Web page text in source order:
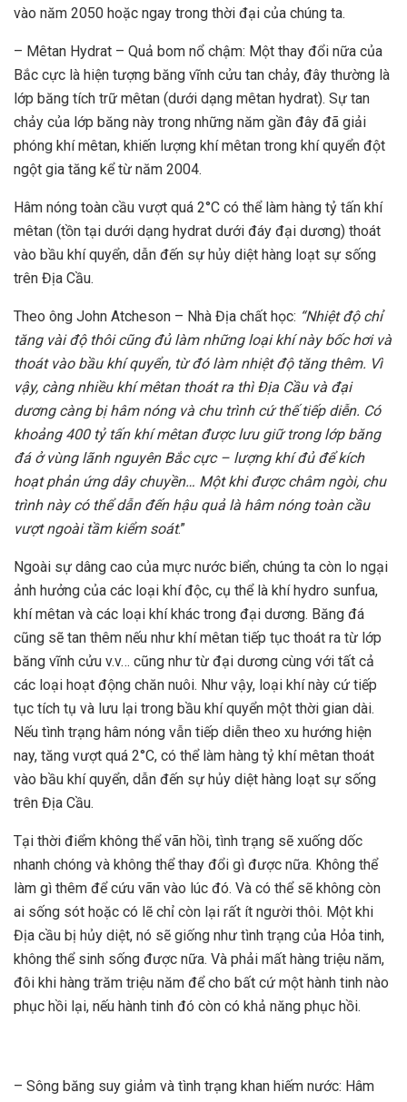
vào năm 2050 hoặc ngay trong thời đại của chúng ta.
– Mêtan Hydrat – Quả bom nổ chậm: Một thay đổi nữa của
Bắc cực là hiện tượng băng vĩnh cửu tan chảy, đây thường là
lớp băng tích trữ mêtan (dưới dạng mêtan hydrat). Sự tan
chảy của lớp băng này trong những năm gần đây đã giải
phóng khí mêtan, khiến lượng khí mêtan trong khí quyển đột
ngột gia tăng kể từ năm 2004.
Hâm nóng toàn cầu vượt quá 2°C có thể làm hàng tỷ tấn khí
mêtan (tồn tại dưới dạng hydrat dưới đáy đại dương) thoát
vào bầu khí quyển, dẫn đến sự hủy diệt hàng loạt sự sống
trên Địa Cầu.
Theo ông John Atcheson – Nhà Địa chất học: “Nhiệt độ chỉ
tăng vài độ thôi cũng đủ làm những loại khí này bốc hơi và
thoát vào bầu khí quyển, từ đó làm nhiệt độ tăng thêm. Vì
vậy, càng nhiều khí mêtan thoát ra thì Địa Cầu và đại
dương càng bị hâm nóng và chu trình cứ thế tiếp diễn. Có
khoảng 400 tỷ tấn khí mêtan được lưu giữ trong lớp băng
đá ở vùng lãnh nguyên Bắc cực – lượng khí đủ để kích
hoạt phản ứng dây chuyền… Một khi được châm ngòi, chu
trình này có thể dẫn đến hậu quả là hâm nóng toàn cầu
vượt ngoài tầm kiểm soát.”
Ngoài sự dâng cao của mực nước biển, chúng ta còn lo ngại
ảnh hưởng của các loại khí độc, cụ thể là khí hydro sunfua,
khí mêtan và các loại khí khác trong đại dương. Băng đá
cũng sẽ tan thêm nếu như khí mêtan tiếp tục thoát ra từ lớp
băng vĩnh cửu v.v… cũng như từ đại dương cùng với tất cả
các loại hoạt động chăn nuôi. Như vậy, loại khí này cứ tiếp
tục tích tụ và lưu lại trong bầu khí quyển một thời gian dài.
Nếu tình trạng hâm nóng vẫn tiếp diễn theo xu hướng hiện
nay, tăng vượt quá 2°C, có thể làm hàng tỷ khí mêtan thoát
vào bầu khí quyển, dẫn đến sự hủy diệt hàng loạt sự sống
trên Địa Cầu.
Tại thời điểm không thể vãn hồi, tình trạng sẽ xuống dốc
nhanh chóng và không thể thay đổi gì được nữa. Không thể
làm gì thêm để cứu vãn vào lúc đó. Và có thể sẽ không còn
ai sống sót hoặc có lẽ chỉ còn lại rất ít người thôi. Một khi
Địa cầu bị hủy diệt, nó sẽ giống như tình trạng của Hỏa tinh,
không thể sinh sống được nữa. Và phải mất hàng triệu năm,
đôi khi hàng trăm triệu năm để cho bất cứ một hành tinh nào
phục hồi lại, nếu hành tinh đó còn có khả năng phục hồi.
– Sông băng suy giảm và tình trạng khan hiếm nước: Hâm